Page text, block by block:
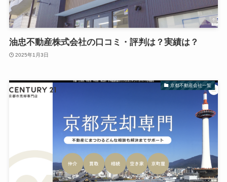
油忠不動産株式会社の口コミ・評判は？実績は？
2025年1月3日
京都不動産会社一覧